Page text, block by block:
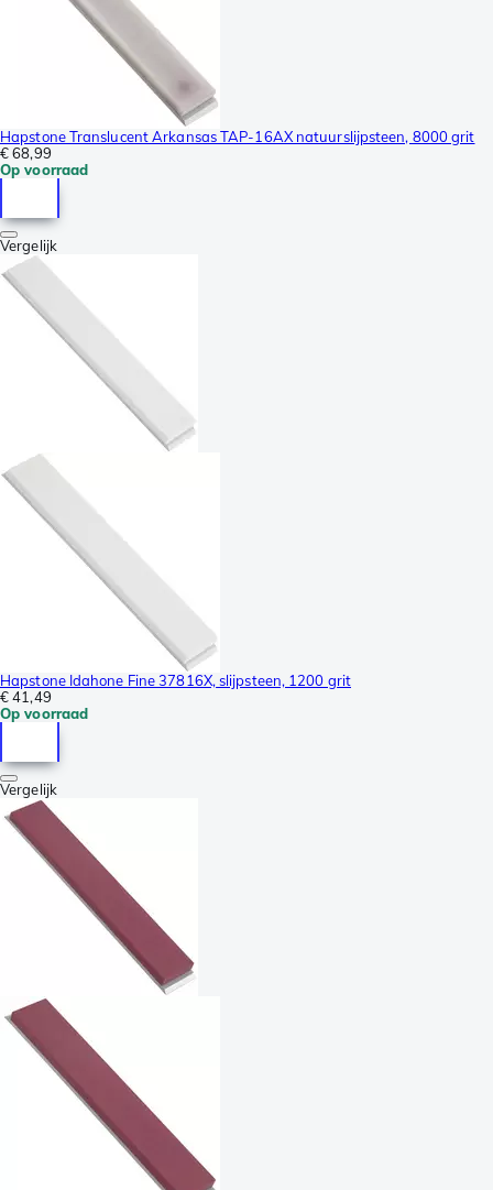
Hapstone Translucent Arkansas TAP-16AX natuurslijpsteen, 8000 grit
€ 68,99
Op voorraad
Vergelijk
Hapstone Idahone Fine 37816X, slijpsteen, 1200 grit
€ 41,49
Op voorraad
Vergelijk